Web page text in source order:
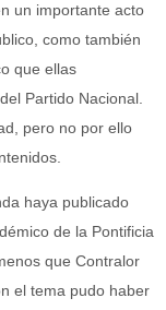
un importante acto
como también
que ellas
Partido Nacional.
pero no por ello
haya publicado
de la Pontificia
que Contralor
el tema pudo haber